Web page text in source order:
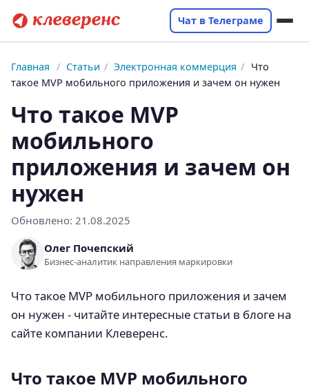
Чат в Телеграме
Главная / Статьи / Электронная коммерция / Что
такое MVP мобильного приложения и зачем он нужен
Что такое MVP
мобильного
приложения и зачем он
нужен
Обновлено: 21.08.2025
Олег Почепский
Бизнес-аналитик направления маркировки
Что такое MVP мобильного приложения и зачем
он нужен - читайте интересные статьи в блоге на
сайте компании Клеверенс.
Что такое MVP мобильного